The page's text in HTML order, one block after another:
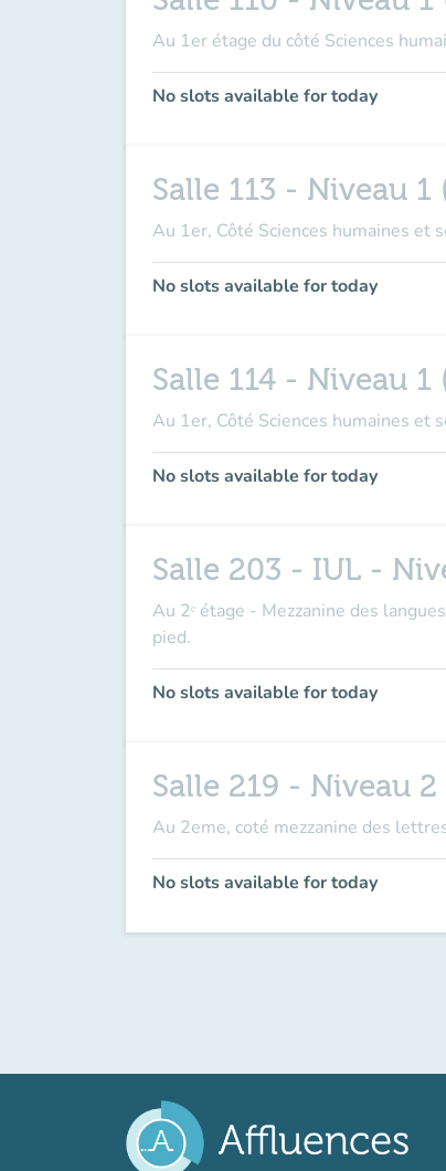
Au 1er étage du côté Sciences
No slots available for today
Salle 113 - Niveau
Au 1er, Côté Sciences humaines et
No slots available for today
Salle 114 - Niveau
Au 1er, Côté Sciences humaines et
No slots available for today
Salle 203 - IUL -
Au 2ᵉ étage - Mezzanine des
pied.
No slots available for today
Salle 219 - Niveau
Au 2eme, coté mezzanine des
No slots available for today